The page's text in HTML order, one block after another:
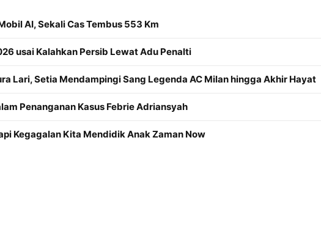
AI, Sekali Cas Tembus 553 Km
usai Kalahkan Persib Lewat Adu Penalti
Lari, Setia Mendampingi Sang Legenda AC Milan hingga Akhir Hayat
Penanganan Kasus Febrie Adriansyah
Kegagalan Kita Mendidik Anak Zaman Now